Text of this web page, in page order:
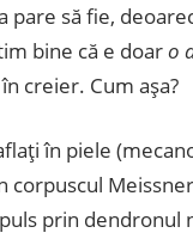
pare să fie,
bine că e doaro
creier. Cum aşa?
în piele
corpuscul
prin dendronul